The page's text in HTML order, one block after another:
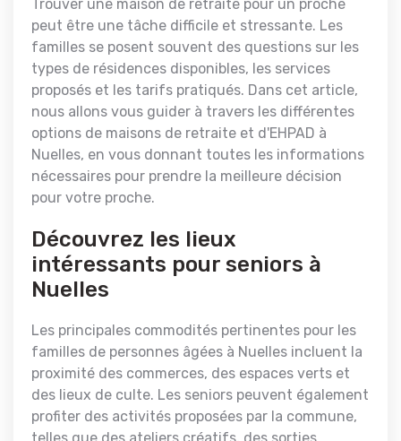
Trouver une maison de retraite pour un proche
peut être une tâche difficile et stressante. Les
familles se posent souvent des questions sur les
types de résidences disponibles, les services
proposés et les tarifs pratiqués. Dans cet article,
nous allons vous guider à travers les différentes
options de maisons de retraite et d'EHPAD à
Nuelles, en vous donnant toutes les informations
nécessaires pour prendre la meilleure décision
pour votre proche.
Découvrez les lieux
intéressants pour seniors à
Nuelles
Les principales commodités pertinentes pour les
familles de personnes âgées à Nuelles incluent la
proximité des commerces, des espaces verts et
des lieux de culte. Les seniors peuvent également
profiter des activités proposées par la commune,